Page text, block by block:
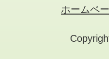
ホームペ